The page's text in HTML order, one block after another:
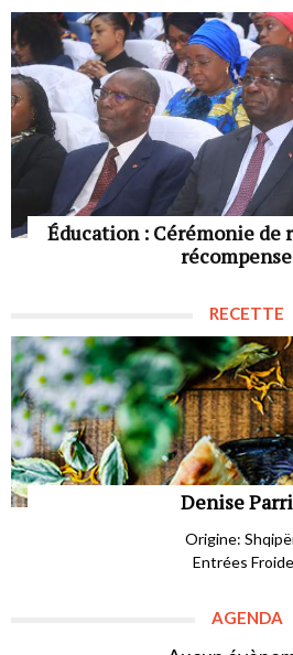
Éducation : Cérémonie de
RECETTE
Denise
Origine:
Entrées
AGENDA